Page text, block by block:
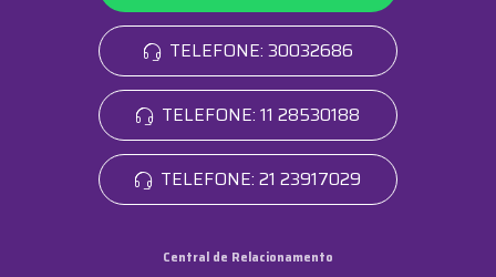
TELEFONE: 30032686
TELEFONE: 11 28530188
TELEFONE: 21 23917029
Central de Relacionamento